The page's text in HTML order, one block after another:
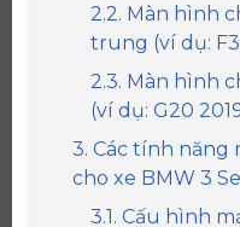
2.2. Màn hình
trung (ví dụ:
2.3. Màn hình
(ví dụ: G20
3. Các tính năng
cho xe BMW 3
3.1. Cấu hình